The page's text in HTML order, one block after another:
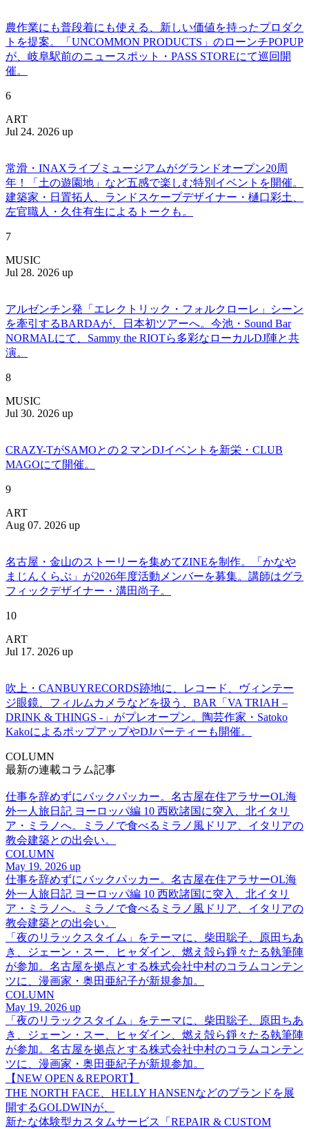
農作業にも普段着にも使える、新しい価値を持ったプロダク
トを提案。「UNCOMMON PRODUCTS」のローンチPOPUP
が、岐阜駅前のニュースポット・PASS STOREにて巡回開
催。
6
ART
Jul 24. 2026 up
常滑・INAXライブミュージアムがグランドオープン20周
年！「土の遊園地」など五感で楽しむ特別イベントを開催。
建築家・日置拓人、ランドスケープデザイナー・樋口彩土、
左官職人・久住有生によるトークも。
7
MUSIC
Jul 28. 2026 up
アルゼンチン発「エレクトリック・フォルクローレ」シーン
を牽引するBARDAが、日本初ツアーへ。今池・Sound Bar
NORMALにて、Sammy the RIOTら多彩なローカルDJ陣と共
演。
8
MUSIC
Jul 30. 2026 up
CRAZY-TがSAMOとの２マンDJイベントを新栄・CLUB
MAGOにて開催。
9
ART
Aug 07. 2026 up
名古屋・金山のストーリーを集めてZINEを制作。「かなや
まじんくらぶ」が2026年度活動メンバーを募集。講師はグラ
フィックデザイナー・溝田尚子。
10
ART
Jul 17. 2026 up
吹上・CANBUYRECORDS跡地に、レコード、ヴィンテー
ジ眼鏡、フィルムカメラなどを扱う、BAR「VA TRIAH –
DRINK & THINGS -」がプレオープン。陶芸作家・Satoko
KakoによるポップアップやDJパーティーも開催。
COLUMN
最新の連載コラム記事
仕事を辞めずにバックパッカー。名古屋在住アラサーOL海
外一人旅日記 ヨーロッパ編 10 西欧諸国に突入、北イタリ
ア・ミラノへ。ミラノで食べるミラノ風ドリア、イタリアの
教会建築との出会い。
COLUMN
May 19. 2026 up
仕事を辞めずにバックパッカー。名古屋在住アラサーOL海
外一人旅日記 ヨーロッパ編 10 西欧諸国に突入、北イタリ
ア・ミラノへ。ミラノで食べるミラノ風ドリア、イタリアの
教会建築との出会い。
「夜のリラックスタイム」をテーマに、柴田聡子、原田ちあ
き、ジェーン・スー、ヒャダイン、燃え殻ら錚々たる執筆陣
が参加。名古屋を拠点とする株式会社中村のコラムコンテン
ツに、漫画家・奥田亜紀子が新規参加。
COLUMN
May 19. 2026 up
「夜のリラックスタイム」をテーマに、柴田聡子、原田ちあ
き、ジェーン・スー、ヒャダイン、燃え殻ら錚々たる執筆陣
が参加。名古屋を拠点とする株式会社中村のコラムコンテン
ツに、漫画家・奥田亜紀子が新規参加。
【NEW OPEN＆REPORT】
THE NORTH FACE、HELLY HANSENなどのブランドを展
開するGOLDWINが、
新たな体験型カスタムサービス「REPAIR & CUSTOM